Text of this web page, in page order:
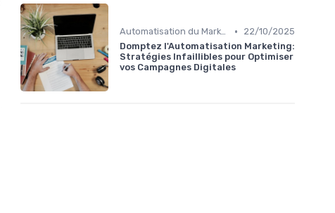
Automatisation du Marketing •
22/10/2025
Domptez l'Automatisation Marketing:
Stratégies Infaillibles pour Optimiser
vos Campagnes Digitales